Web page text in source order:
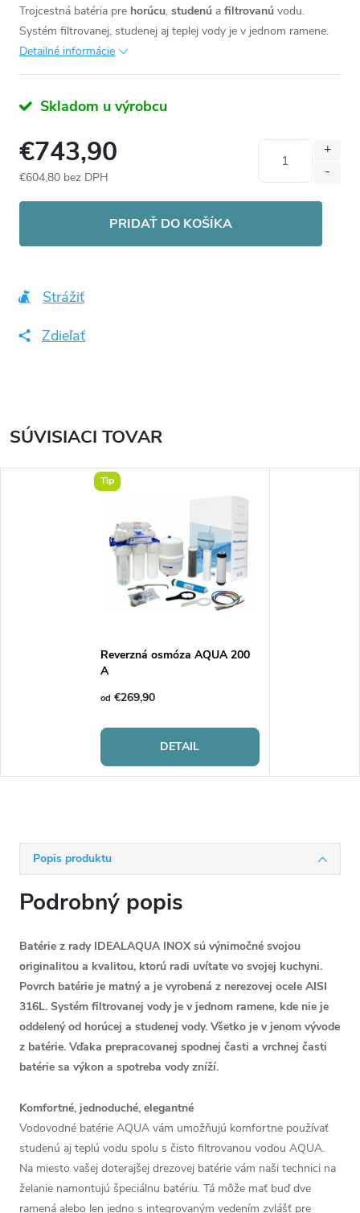
Trojcestná batéria pre horúcu, studenú a filtrovanú vodu.
Systém filtrovanej, studenej aj teplej vody je v jednom ramene.
Detailné informácie
Skladom u výrobcu
€743,90
€604,80 bez DPH
PRIDAŤ DO KOŠÍKA
Strážiť
Zdieľať
Popis produktu
Podrobný popis
Batérie z rady IDEALAQUA INOX sú výnimočné svojou
originalitou a kvalitou, ktorú radi uvítate vo svojej kuchyni.
Povrch batérie je matný a je vyrobená z nerezovej ocele AISI
316L. Systém filtrovanej vody je v jednom ramene, kde nie je
oddelený od horúcej a studenej vody. Všetko je v jenom vývode
z batérie. Vďaka prepracovanej spodnej časti a vrchnej časti
batérie sa výkon a spotreba vody zníží.
Komfortné, jednoduché, elegantné
Vodovodné batérie AQUA vám umožňujú komfortne používať
studenú aj teplú vodu spolu s čisto filtrovanou vodou AQUA.
Na miesto vašej doterajšej drezovej batérie vám naši technici na
želanie namontujú špeciálnu batériu. Tá môže mať buď dve
ramená alebo len jedno s integrovaným vedením zvlášť pre
SÚVISIACI TOVAR
Tip
Reverzná osmóza AQUA 200
A
od €269,90
DETAIL